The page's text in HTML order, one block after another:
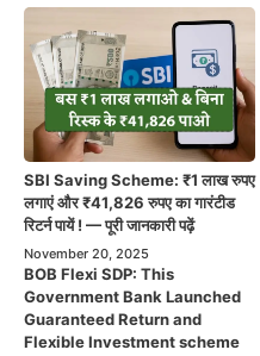
SBI Saving Scheme: ₹1 लाख रुपए
लगाएं और ₹41,826 रुपए का गारंटीड
रिटर्न पायें ! — पूरी जानकारी पढ़ें
November 20, 2025
BOB Flexi SDP: This
Government Bank Launched
Guaranteed Return and
Flexible Investment scheme